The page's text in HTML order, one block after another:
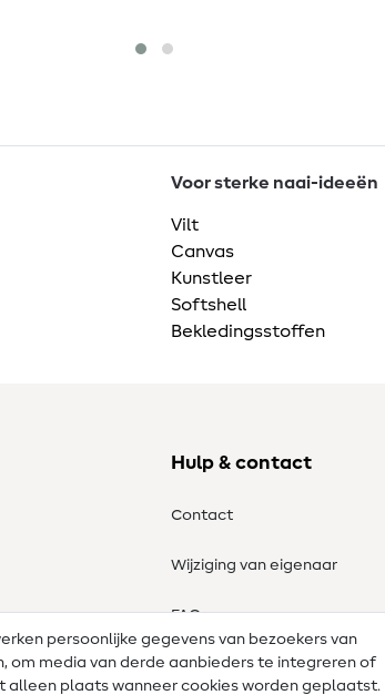
Voor sterke naai-ideeën
Vilt
Canvas
Kunstleer
Softshell
Bekledingsstoffen
Hulp & contact
Contact
Wijziging van eigenaar
FAQ
Herroepingsrecht
persoonlijke gegevens van bezoekers van
om media van derde aanbieders te integreren of
alleen plaats wanneer cookies worden geplaatst.